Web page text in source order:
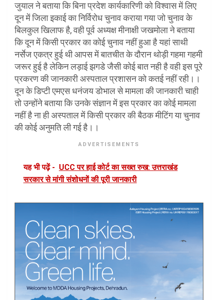
जुयाल ने बताया कि बिना प्रदेश कार्यकारिणी को विश्वास में लिए
दून में जिला इकाई का निर्विरोध चुनाव कराया गया जो चुनाव के
बिलकुल खिलाफ है, वही पूर्व अध्यक्ष मीनाक्षी जखमोला ने बताया
कि दून में किसी प्रकार का कोई चुनाव नहीं हुआ है यहां साथी
नर्सेज एकत्र हुई थी आपस में बातचीत के दौरान थोड़ी गहमा गहमी
जरूर हुई है लेकिन लड़ाई झगडे जैसी कोई बात नही है वही इस पूरे
प्रकरण की जानकारी अस्पताल प्रशासन को कतई नहीं रही।।
दून के डिप्टी एमएस धनंजय डोभाल से मामला की जानकारी चाही
तो उन्होंने बताया कि उनके संज्ञान में इस प्रकार का कोई मामला
नहीं है ना ही अस्पताल में किसी प्रकार की बैठक मीटिंग या चुनाव
की कोई अनुमति ली गई है।।
ADVERTISEMENTS
यह भी पढ़ें - UCC पर हाई कोर्ट का सख्त रुख: उत्तराखंड
सरकार से मांगी संशोधनों की पूरी जानकारी